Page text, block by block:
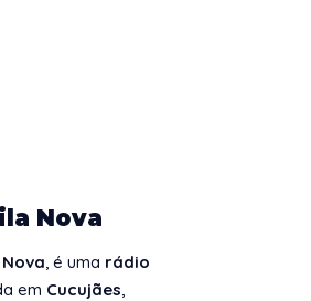
Nova
, é uma rádio
em Cucujães,